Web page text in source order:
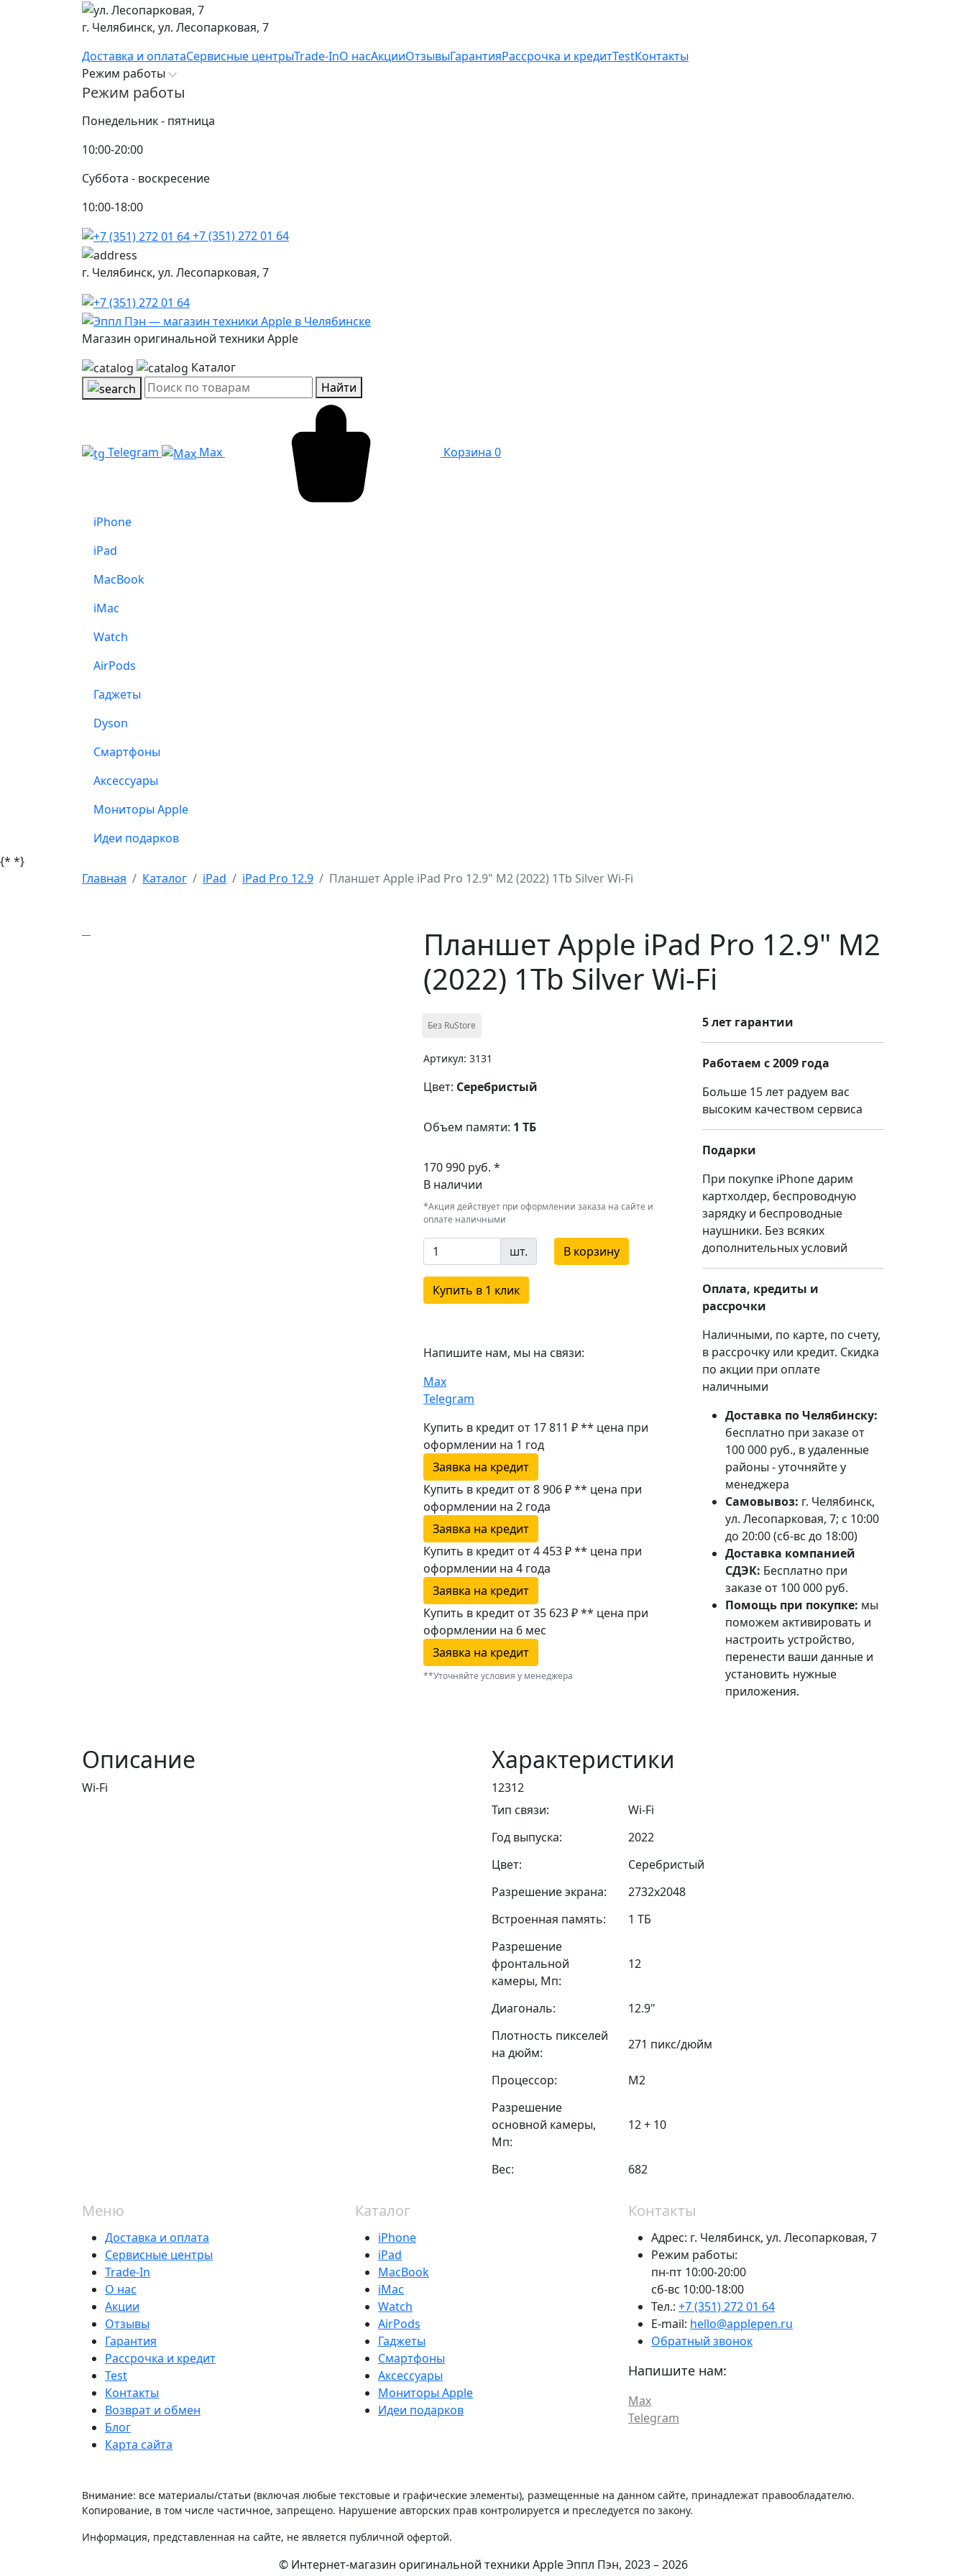
г. Челябинск, ул. Лесопарковая, 7
Доставка и оплатаСервисные центрыTrade-InО насАкцииОтзывыГарантияРассрочка и кредитTestКонтакты
Режим работы
Режим работы
Понедельник - пятница
10:00-20:00
Суббота - воскресение
10:00-18:00
+7 (351) 272 01 64
г. Челябинск, ул. Лесопарковая, 7
Магазин оригинальной техники Apple
Каталог
Найти
Telegram Max Корзина 0
iPhone
iPad
MacBook
iMac
Watch
AirPods
Гаджеты
Dyson
Смартфоны
Аксессуары
Мониторы Apple
Идеи подарков
{* *}
Главная
Каталог iPad iPad Pro 12.9 Планшет Apple iPad Pro 12.9" M2 (2022) 1Tb Silver Wi-Fi
Планшет Apple iPad Pro 12.9" M2
(2022) 1Tb Silver Wi-Fi
Без RuStore
Артикул: 3131
Цвет: Серебристый
Объем памяти: 1 ТБ
170 990 руб. *
В наличии
*Акция действует при оформлении заказа на сайте и
оплате наличными
шт. В корзину
Купить в 1 клик
Напишите нам, мы на связи:
Max
Telegram
Купить в кредит от 17 811 ₽** цена при
оформлении на 1 год
Заявка на кредит
Купить в кредит от 8 906 ₽** цена при
оформлении на 2 года
Заявка на кредит
Купить в кредит от 4 453 ₽** цена при
оформлении на 4 года
Заявка на кредит
Купить в кредит от 35 623 ₽** цена при
оформлении на 6 мес
Заявка на кредит
**Уточняйте условия у менеджера
5 лет гарантии
Работаем с 2009 года
Больше 15 лет радуем вас
высоким качеством сервиса
Подарки
При покупке iPhone дарим
картхолдер, беспроводную
зарядку и беспроводные
наушники. Без всяких
дополнительных условий
Оплата, кредиты и
рассрочки
Наличными, по карте, по счету,
в рассрочку или кредит. Скидка
по акции при оплате
наличными
Доставка по Челябинску:
бесплатно при заказе от
100 000 руб., в удаленные
районы - уточняйте у
менеджера
Самовывоз: г. Челябинск,
ул. Лесопарковая, 7; с 10:00
до 20:00 (сб-вс до 18:00)
Доставка компанией
СДЭК: Бесплатно при
заказе от 100 000 руб.
Помощь при покупке: мы
поможем активировать и
настроить устройство,
перенести ваши данные и
установить нужные
приложения.
Описание
Wi-Fi
Характеристики
12312
Тип связи:
Wi-Fi
Год выпуска:
2022
Цвет:
Серебристый
Разрешение экрана:
2732x2048
Встроенная память:
1 ТБ
Разрешение
фронтальной
камеры, Мп:
12
Диагональ:
12.9"
Плотность пикселей
на дюйм:
271 пикс/дюйм
Процессор:
M2
Разрешение
основной камеры,
Мп:
12 + 10
Вес: 682
Меню
Доставка и оплата
Сервисные центры
Trade-In
О нас
Акции
Отзывы
Гарантия
Рассрочка и кредит
Test
Контакты
Возврат и обмен
Блог
Карта сайта
Каталог
iPhone
iPad
MacBook
iMac
Watch
AirPods
Гаджеты
Смартфоны
Аксессуары
Мониторы Apple
Идеи подарков
Контакты
Адрес: г. Челябинск, ул. Лесопарковая, 7
Режим работы:
пн-пт 10:00-20:00
сб-вс 10:00-18:00
Тел.: +7 (351) 272 01 64
E-mail: hello@applepen.ru
Обратный звонок
Напишите нам:
Max
Telegram
Внимание: все материалы/статьи (включая любые текстовые и графические элементы), размещенные на данном сайте, принадлежат правообладателю.
Копирование, в том числе частичное, запрещено. Нарушение авторских прав контролируется и преследуется по закону.
Информация, представленная на сайте, не является публичной офертой.
© Интернет-магазин оригинальной техники Apple Эппл Пэн, 2023 – 2026